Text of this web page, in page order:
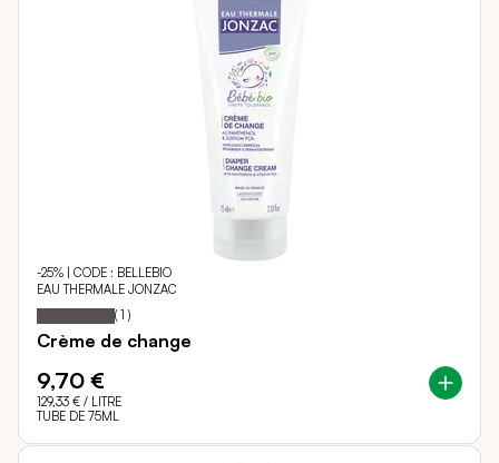
-25% | CODE : BELLEBIO
EAU THERMALE JONZAC
Notation: 100
% of
( 1 )
Crème de change
9,70 €
129,33 € / LITRE
TUBE DE 75ML